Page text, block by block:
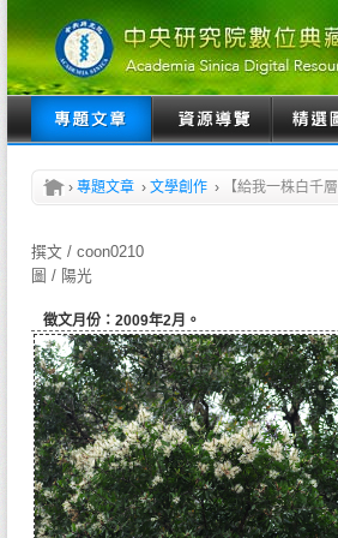
› 專題文章 › 文學創作 › 【給我一株白千
撰文 / coon0210
圖 / 陽光
徵文月份：2009年2月。